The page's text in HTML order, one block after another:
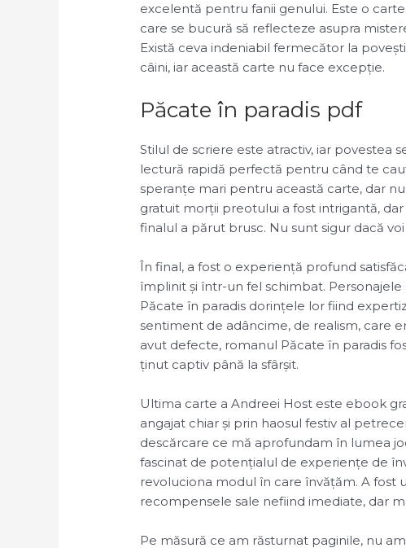
excelentă pentru fanii genului. Este o
care se bucură să reflecteze asupra
Există ceva indeniabil fermecător la
câini, iar această carte nu face excepție.
Păcate în paradis pdf
Stilul de scriere este atractiv, iar povestea
lectură rapidă perfectă pentru când te
speranțe mari pentru această carte, dar
gratuit morții preotului a fost intrigantă,
finalul a părut brusc. Nu sunt sigur dacă
În final, a fost o experiență profund
împlinit și într-un fel schimbat.
Păcate în paradis dorințele lor fiind
sentiment de adâncime, de realism, care
avut defecte, romanul Păcate în paradis
ținut captiv până la sfârșit.
Ultima carte a Andreei Host este ebook
angajat chiar și prin haosul festiv al
descărcare ce mă aprofundam în lumea
fascinat de potențialul de experiențe de
revoluciona modul în care învățăm. A fost
recompensele sale nefiind imediate, dar
Pe măsură ce am răsturnat paginile, nu